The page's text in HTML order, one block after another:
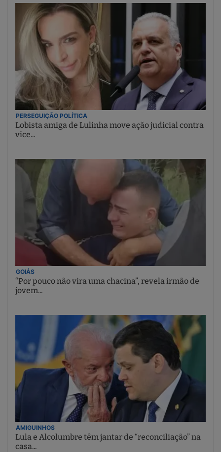
PERSEGUIÇÃO POLÍTICA
Lobista amiga de Lulinha move ação judicial contra
vice...
GOIÁS
“Por pouco não vira uma chacina”, revela irmão de
jovem...
AMIGUINHOS
Lula e Alcolumbre têm jantar de “reconciliação” na
casa...